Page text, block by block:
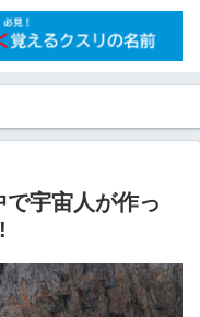
宇宙人が作っ